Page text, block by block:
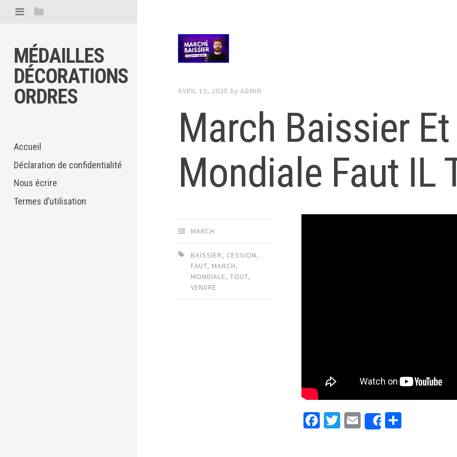
MÉDAILLES
DÉCORATIONS
ORDRES
Accueil
Déclaration de confidentialité
Nous écrire
Termes d’utilisation
AVRIL 10, 2025 byADMIN
March Baissier
Mondiale Faut IL
MARCH
BAISSIER, CESSION,
FAUT, MARCH,
MONDIALE,TOUT,
VENDRE
Facebook
Twitter
EmailShare